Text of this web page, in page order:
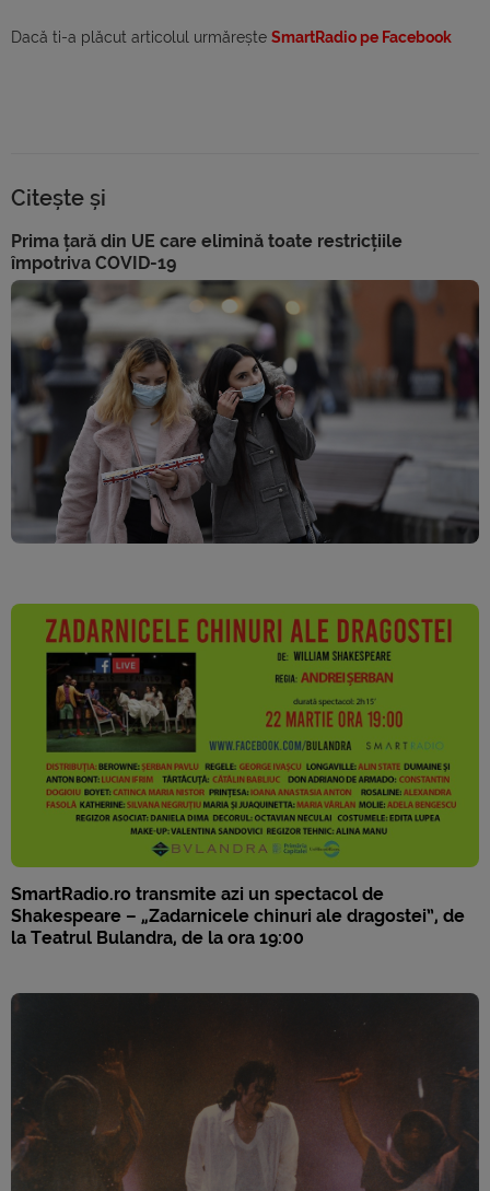
Dacă ti-a plăcut articolul urmărește SmartRadio pe Facebook
Citește și
Prima țară din UE care elimină toate restricțiile
împotriva COVID-19
SmartRadio.ro transmite azi un spectacol de
Shakespeare – „Zadarnicele chinuri ale dragostei”, de
la Teatrul Bulandra, de la ora 19:00